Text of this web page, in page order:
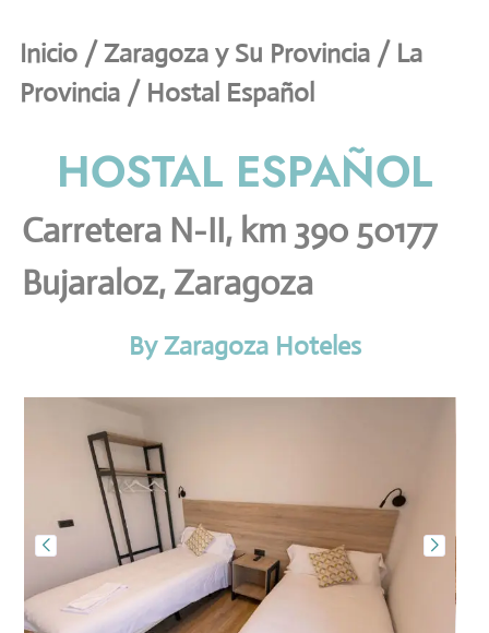
Inicio/ Zaragoza y Su Provincia/ La
Provincia/ Hostal Español
HOSTAL ESPAÑOL
Carretera N-II, km 390 50177
Bujaraloz, Zaragoza
By Zaragoza Hoteles